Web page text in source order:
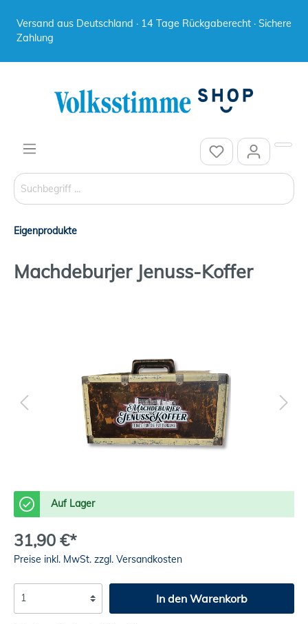
Versand aus Deutschland · 14 Tage Rückgaberecht · Sichere
Zahlung
Eigenprodukte
Machdeburjer Jenuss-Koffer
Auf Lager
31,90 €*
Preise inkl. MwSt. zzgl. Versandkosten
In den Warenkorb